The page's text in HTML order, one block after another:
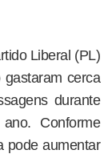
Liberal (PL)
cerca
durante
Conforme
pode aumentar